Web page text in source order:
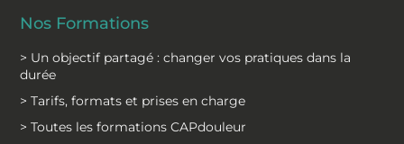
Nos Formations
> Un objectif partagé : changer vos pratiques dans la
durée
> Tarifs, formats et prises en charge
> Toutes les formations CAPdouleur